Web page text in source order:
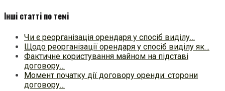
Інші статті по темі
Чи є реорганізація орендаря у спосіб виділу…
Щодо реорганізації орендаря у спосіб виділу як…
Фактичне користування майном на підставі
договору…
Момент початку дії договору оренди: сторони
договору…